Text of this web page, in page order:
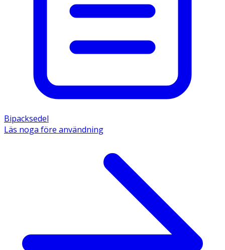
Bipacksedel
Läs noga före användning